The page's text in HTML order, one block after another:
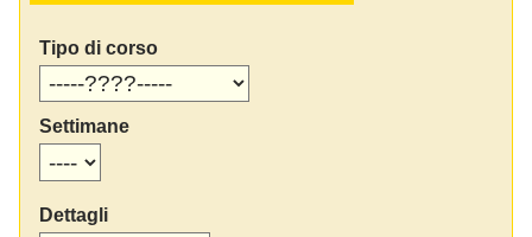
Tipo di corso
Settimane
Dettagli